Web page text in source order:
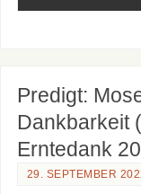
Predigt:
Dankbarkeit
Erntedank
29. SEPTEMBER